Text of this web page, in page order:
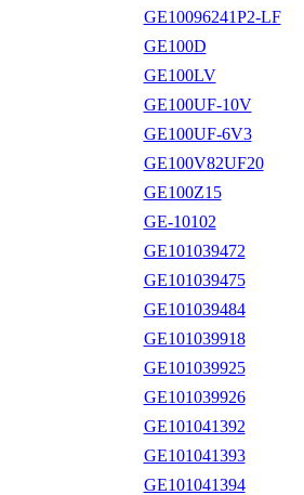
GE10096241P2-LF
GE100D
GE100LV
GE100UF-10V
GE100UF-6V3
GE100V82UF20
GE100Z15
GE-10102
GE101039472
GE101039475
GE101039484
GE101039918
GE101039925
GE101039926
GE101041392
GE101041393
GE101041394